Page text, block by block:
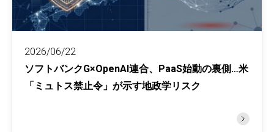
2026/06/22
ソフトバンクG×OpenAI連合、PaaS始動の裏側…米
「ミュトス禁止令」が示す地政学リスク